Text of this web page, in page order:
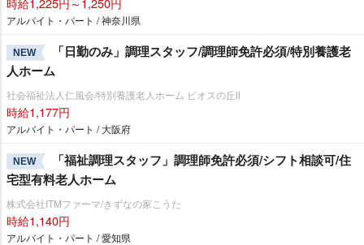
アルバイト・パート / 神奈川県
NEW
「日勤のみ」調理スタッフ/調理師免許必須/特別養護老
人ホーム
社会福祉法人仁風会/特別養護老人ホーム ビオスの丘Ⅱ
時給1,177円
アルバイト・パート / 大阪府
NEW
「福祉調理スタッフ」調理師免許必須/シフト相談可/住
宅型有料老人ホーム
株式会社ITMファーマ/きずなの家こうた
時給1,140円
アルバイト・パート / 愛知県